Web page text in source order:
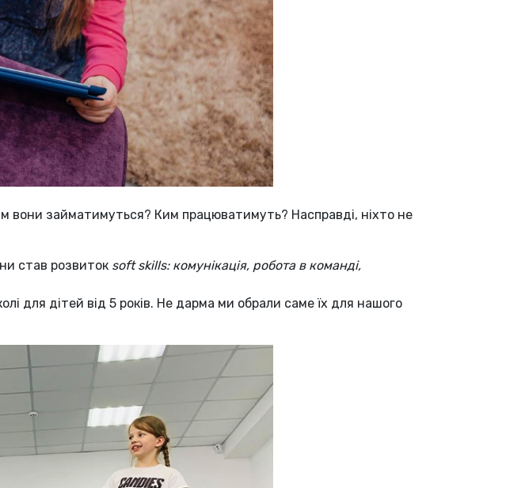
вони займатимуться? Ким працюватимуть? Насправді, ніхто не
став розвиток soft skills: комунікація, робота в команді,
для дітей від 5 років. Не дарма ми обрали саме їх для нашого